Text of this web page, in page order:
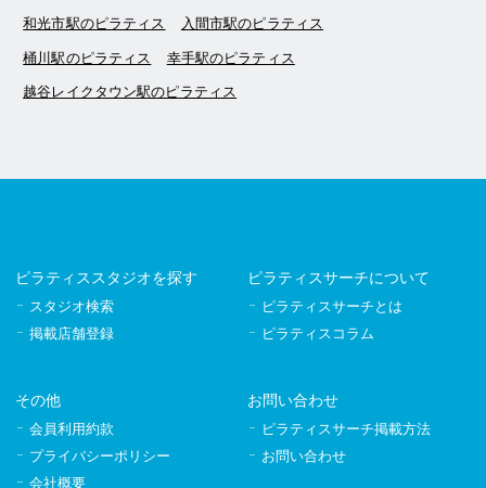
和光市駅のピラティス 入間市駅のピラティス
桶川駅のピラティス 幸手駅のピラティス
越谷レイクタウン駅のピラティス
ピラティススタジオを探す
スタジオ検索
掲載店舗登録
ピラティスサーチについて
ピラティスサーチとは
ピラティスコラム
その他
会員利用約款
プライバシーポリシー
会社概要
お問い合わせ
ピラティスサーチ掲載方法
お問い合わせ